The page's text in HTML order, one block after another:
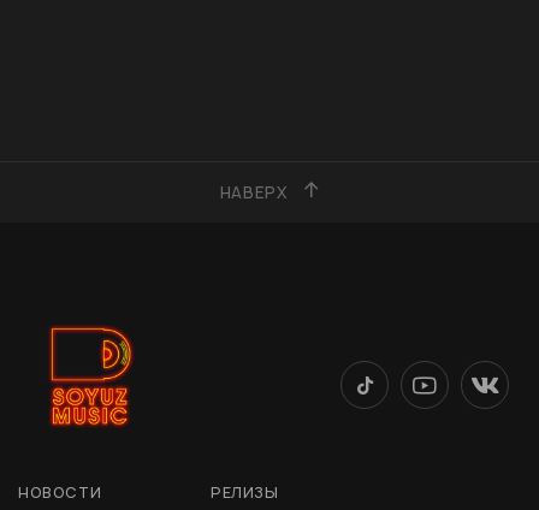
НАВЕРХ
НОВОСТИ РЕЛИЗЫ